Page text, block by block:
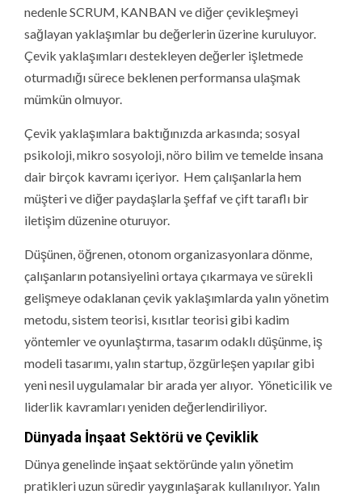
nedenle SCRUM, KANBAN ve diğer çevikleşmeyi
sağlayan yaklaşımlar bu değerlerin üzerine kuruluyor.
Çevik yaklaşımları destekleyen değerler işletmede
oturmadığı sürece beklenen performansa ulaşmak
mümkün olmuyor.
Çevik yaklaşımlara baktığınızda arkasında; sosyal
psikoloji, mikro sosyoloji, nöro bilim ve temelde insana
dair birçok kavramı içeriyor. Hem çalışanlarla hem
müşteri ve diğer paydaşlarla şeffaf ve çift taraflı bir
iletişim düzenine oturuyor.
Düşünen, öğrenen, otonom organizasyonlara dönme,
çalışanların potansiyelini ortaya çıkarmaya ve sürekli
gelişmeye odaklanan çevik yaklaşımlarda yalın yönetim
metodu, sistem teorisi, kısıtlar teorisi gibi kadim
yöntemler ve oyunlaştırma, tasarım odaklı düşünme, iş
modeli tasarımı, yalın startup, özgürleşen yapılar gibi
yeni nesil uygulamalar bir arada yer alıyor. Yöneticilik ve
liderlik kavramları yeniden değerlendiriliyor.
Dünyada İnşaat Sektörü ve Çeviklik
Dünya genelinde inşaat sektöründe yalın yönetim
pratikleri uzun süredir yaygınlaşarak kullanılıyor. Yalın